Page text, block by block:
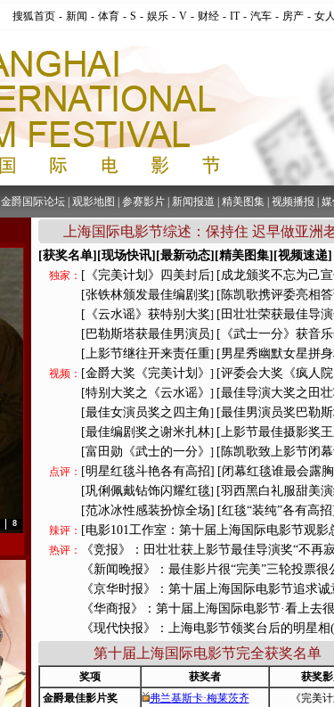
搜狐首页 - 新闻 - 体育 - S - 娱乐 - V - 财经 - IT - 汽车 - 房产 - 女人
金爵国际论坛 观影地图 参赛影片 新闻报道 精美图集 视频播报
8
上海国际电影节综述：保持住 迟早做亚洲
[获奖名单] [现场快讯] [最新动态] [精美图集] [视频速递]
独家： [《完美计划》四美封后] [成龙颁奖不忘为己
[张铁林颁发最佳编剧奖] [陈凯歌携评委亮相
[《云水谣》获特别大奖] [田壮壮荣获最佳导
[巴勒斯塔获最佳男演员] [《武士一分》获音
[上影节继往开来责任重] [男星秀幽默女星拼
视频： [金爵大奖《完美计划》 ] [评委会大奖《疯人院
[特别大奖之《云水谣》 ] [最佳导演大奖之田
[最佳女演员奖之四主角] [最佳男演员奖巴勒
[最佳编剧奖之谢米扎林] [上影节最佳摄影奖
[富田勋《武士的一分》 ] [陈凯歌致上影节闭幕
点评： [明星红毯斗艳各有高招] [闭幕红毯谁最会露胸
[巩俐佩戴钻饰闪耀红毯] [羽西黑白礼服甜美
[范冰冰性感装扮惊全场] [红毯“装纯”各有高招]
辣评： [电影101工作室：第十届上海国际电影节观影
热评：
《竞报》：田壮壮获上影节最佳导演奖“不再
《新闻晚报》：最佳影片很“完美”三轮投票很
《京华时报》：第十届上海国际电影节追求诚
《华商报》：第十届上海国际电影节·看上去
《现代快报》：上海电影节领奖台后的明星相
第十届上海国际电影节完全获奖名单
奖项 获奖者
获奖
金爵最佳影片奖
弗兰基斯卡·梅莱茨齐
《完美计